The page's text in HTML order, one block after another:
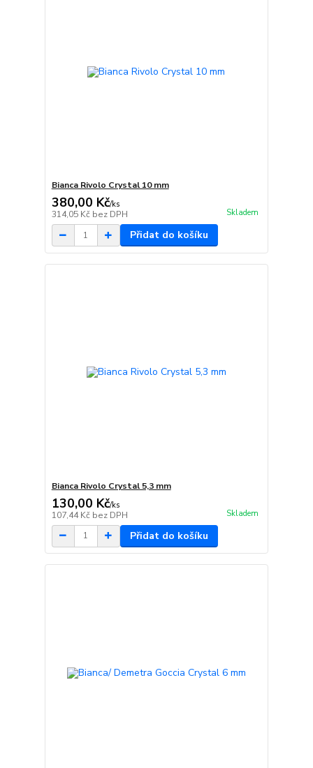
Bianca Rivolo Crystal 10 mm
380,00 Kč/ks
314,05 Kč bez DPH Skladem
Přidat do košíku
Bianca Rivolo Crystal 5,3 mm
130,00 Kč/ks
107,44 Kč bez DPH Skladem
Přidat do košíku